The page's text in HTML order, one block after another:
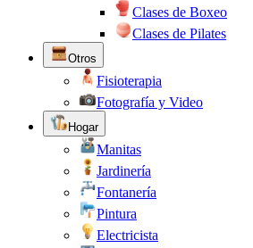
Clases de Boxeo
Clases de Pilates
Otros
Fisioterapia
Fotografía y Video
Hogar
Manitas
Jardinería
Fontanería
Pintura
Electricista